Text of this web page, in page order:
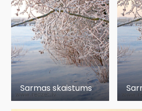
Sarmas skaistums